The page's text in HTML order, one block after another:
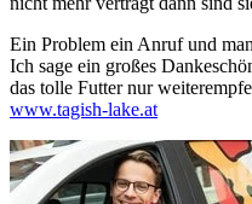
Ein Problem ein Anruf und
Ich sage ein großes
das tolle Futter nur
www.tagish-lake.at